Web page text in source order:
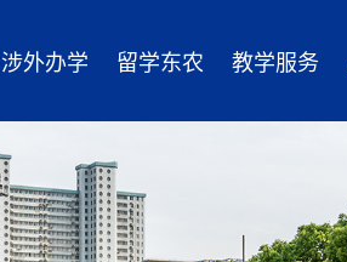
涉外办学 留学东农 教学服务